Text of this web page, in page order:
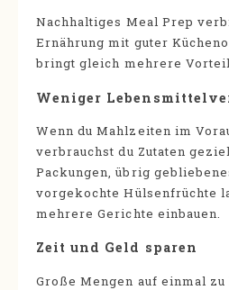
Nachhaltiges Meal Prep
Ernährung mit guter
bringt gleich mehrere
Weniger
Wenn du Mahlzeiten im
verbrauchst du Zutaten
Packungen, übrig
vorgekochte Hülsenfrüchte
mehrere Gerichte einbauen.
Zeit und Geld sparen
Große Mengen auf einmal